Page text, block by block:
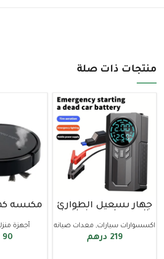
منتجات ذات صلة
جهاز تشغيل الطوارئ
هواء وبطارية للسيارات
والشاحنات
اكسسوارات سيارات, معدات صيانه
219 درهم
مكنسة
أجهزة
90